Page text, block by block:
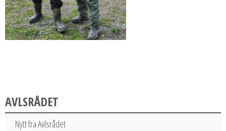
AVLSRÅDET
Nytt fra Avlsrådet